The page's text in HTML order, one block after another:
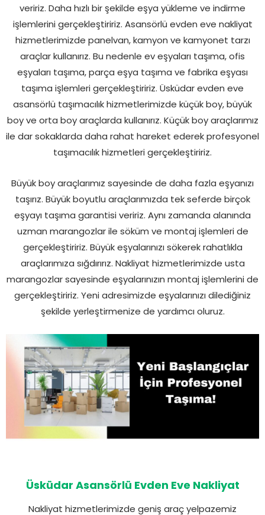
veririz. Daha hızlı bir şekilde eşya yükleme ve indirme
işlemlerini gerçekleştiririz. Asansörlü evden eve nakliyat
hizmetlerimizde panelvan, kamyon ve kamyonet tarzı
araçlar kullanırız. Bu nedenle ev eşyaları taşıma, ofis
eşyaları taşıma, parça eşya taşıma ve fabrika eşyası
taşıma işlemleri gerçekleştiririz. Üsküdar evden eve
asansörlü taşımacılık hizmetlerimizde küçük boy, büyük
boy ve orta boy araçlarda kullanırız. Küçük boy araçlarımız
ile dar sokaklarda daha rahat hareket ederek profesyonel
taşımacılık hizmetleri gerçekleştiririz.
Büyük boy araçlarımız sayesinde de daha fazla eşyanızı
taşırız. Büyük boyutlu araçlarımızda tek seferde birçok
eşyayı taşıma garantisi veririz. Aynı zamanda alanında
uzman marangozlar ile söküm ve montaj işlemleri de
gerçekleştiririz. Büyük eşyalarınızı sökerek rahatlıkla
araçlarımıza sığdırırız. Nakliyat hizmetlerimizde usta
marangozlar sayesinde eşyalarınızın montaj işlemlerini de
gerçekleştiririz. Yeni adresimizde eşyalarınızı dilediğiniz
şekilde yerleştirmenize de yardımcı oluruz.
Üsküdar Asansörlü Evden Eve Nakliyat
Nakliyat hizmetlerimizde geniş araç yelpazemiz